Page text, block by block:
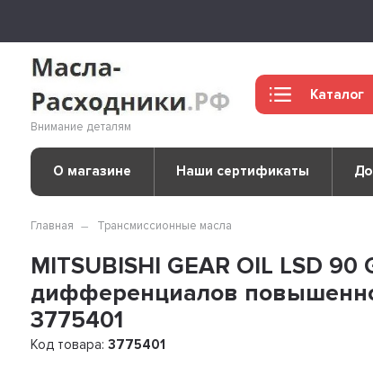
Внимание деталям
Каталог
О магазине Наши сертификаты
Главная Трансмиссионные масла
MITSUBISHI GEAR OIL LSD
дифференциалов
3775401
Код товара:3775401